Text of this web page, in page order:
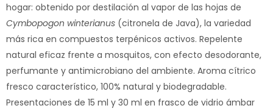
hogar: obtenido por destilación al vapor de las hojas de
Cymbopogon winterianus (citronela de Java), la variedad
más rica en compuestos terpénicos activos. Repelente
natural eficaz frente a mosquitos, con efecto desodorante,
perfumante y antimicrobiano del ambiente. Aroma cítrico
fresco característico, 100% natural y biodegradable.
Presentaciones de 15 ml y 30 ml en frasco de vidrio ámbar